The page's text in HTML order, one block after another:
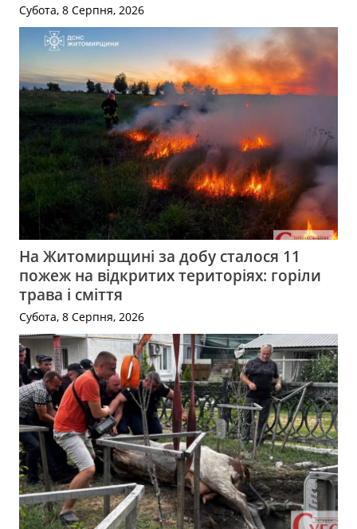
Субота, 8 Серпня, 2026
На Житомирщині за добу сталося 11
пожеж на відкритих територіях: горіли
трава і сміття
Субота, 8 Серпня, 2026